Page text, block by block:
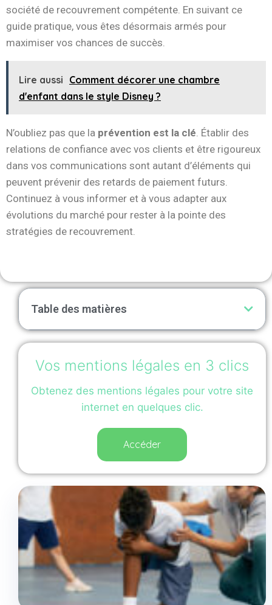
société de recouvrement compétente. En suivant ce
guide pratique, vous êtes désormais armés pour
maximiser vos chances de succès.
Lire aussi Comment décorer une chambre
d'enfant dans le style Disney ?
N’oubliez pas que la prévention est la clé . Établir des
relations de confiance avec vos clients et être rigoureux
dans vos communications sont autant d’éléments qui
peuvent prévenir des retards de paiement futurs.
Continuez à vous informer et à vous adapter aux
évolutions du marché pour rester à la pointe des
stratégies de recouvrement.
Table des matières
Vos mentions légales en 3 clics
Obtenez des mentions légales pour votre site
internet en quelques clic.
Accéder